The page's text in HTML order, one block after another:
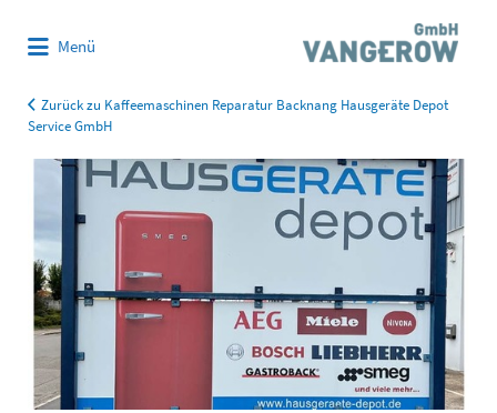
Menü
Zurück zu Kaffeemaschinen Reparatur Backnang Hausgeräte Depot
Service GmbH